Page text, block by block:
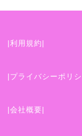
|利用規約|
|プライバシーポリ
|会社概要|